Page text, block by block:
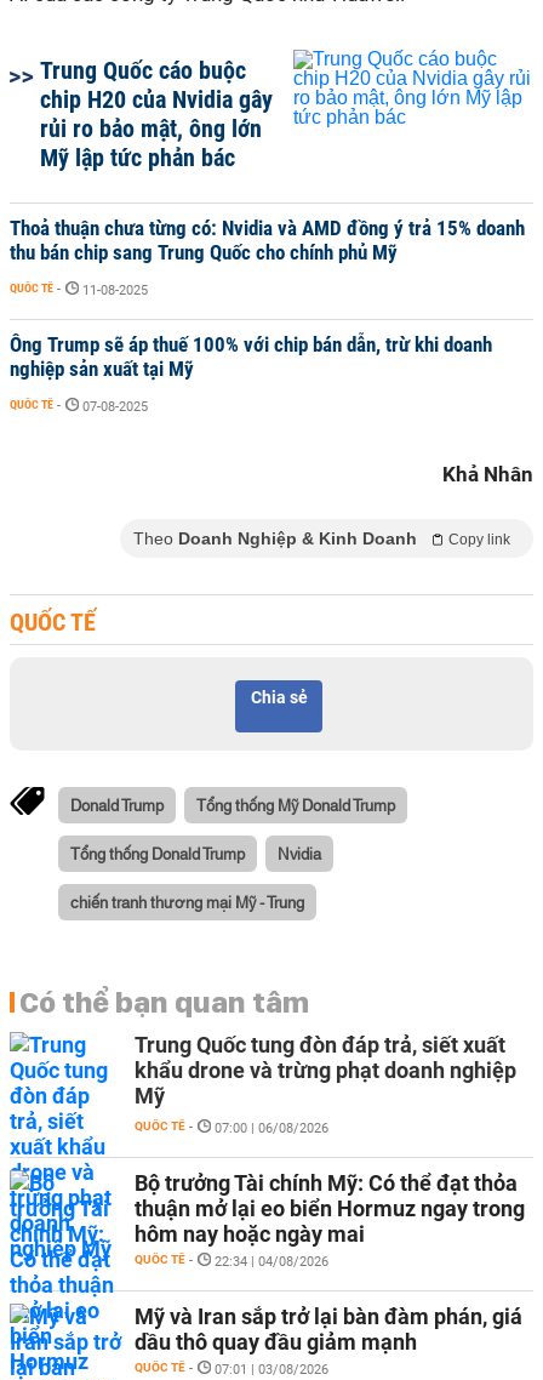
Trung Quốc cáo buộc
chip H20 của Nvidia gây
rủi ro bảo mật, ông lớn
Mỹ lập tức phản bác
Thoả thuận chưa từng có: Nvidia và AMD đồng ý trả 15% doanh
thu bán chip sang Trung Quốc cho chính phủ Mỹ
QUỐC TẾ - 11-08-2025
Ông Trump sẽ áp thuế 100% với chip bán dẫn, trừ khi doanh
nghiệp sản xuất tại Mỹ
QUỐC TẾ - 07-08-2025
Khả Nhân
Theo Doanh Nghiệp & Kinh Doanh Copy link
QUỐC TẾ
Chia sẻ
Donald Trump Tổng thống Mỹ Donald Trump
Tổng thống Donald Trump Nvidia
chiến tranh thương mại Mỹ - Trung
Có thể bạn quan tâm
Trung Quốc tung đòn đáp trả, siết xuất
khẩu drone và trừng phạt doanh nghiệp
Mỹ
QUỐC TẾ - 07:00 | 06/08/2026
Bộ trưởng Tài chính Mỹ: Có thể đạt thỏa
thuận mở lại eo biển Hormuz ngay trong
hôm nay hoặc ngày mai
QUỐC TẾ - 22:34 | 04/08/2026
Mỹ và Iran sắp trở lại bàn đàm phán, giá
dầu thô quay đầu giảm mạnh
QUỐC TẾ - 07:01 | 03/08/2026